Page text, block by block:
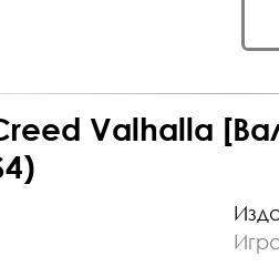
Valhalla